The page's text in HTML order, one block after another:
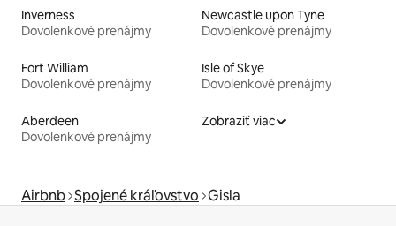
Inverness
Dovolenkové prenájmy
Newcastle upon Tyne
Dovolenkové prenájmy
Fort William
Dovolenkové prenájmy
Isle of Skye
Dovolenkové prenájmy
Aberdeen
Dovolenkové prenájmy
Zobraziť viac
Airbnb Spojené kráľovstvo Gisla